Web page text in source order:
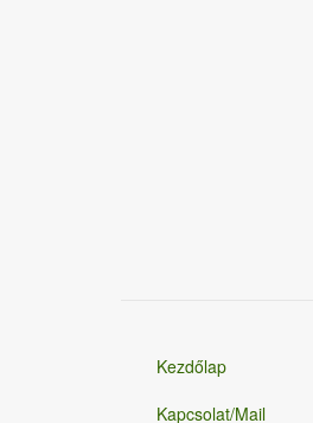
Kezdőlap
Kapcsolat/Mail